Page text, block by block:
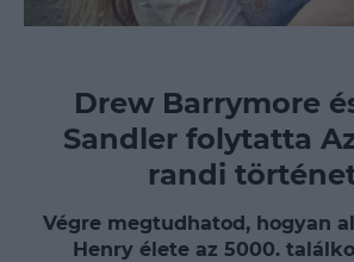
Drew Barrymore
Sandler folytatta
randi
Végre megtudhatod, hogyan
Henry élete az 5000.